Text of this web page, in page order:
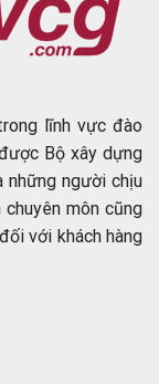
lĩnh vực đào
Bộ xây dựng
những người chịu
môn cũng
với khách hàng